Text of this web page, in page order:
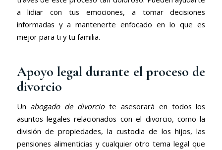
a lidiar con tus emociones, a tomar decisiones
informadas y a mantenerte enfocado en lo que es
mejor para ti y tu familia.
Apoyo legal durante el proceso de
divorcio
Un abogado de divorciote asesorará en todos los
asuntos legales relacionados con el divorcio, como la
división de propiedades, la custodia de los hijos, las
pensiones alimenticias y cualquier otro tema legal que